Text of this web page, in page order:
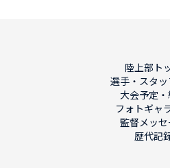
陸上部ト
選手・スタ
大会予定・
フォトギャ
監督メッセ
歴代記